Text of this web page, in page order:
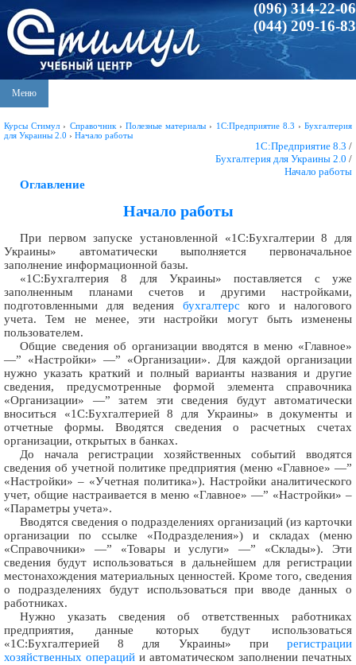
(096) 314-22-06
(044) 209-16-83
Меню
Курсы Стимул › Справочник› Полезные материалы › 1С:Предприятие 8.3 ›Бухгалтерия
для Украины 2.0 › Начало работы
1С:Предприятие 8.3 /
Бухгалтерия для Украины 2.0 /
Начало работы
Оглавление
Начало работы
При первом запуске установленной «1С:Бухгалтерии 8 для
Украины» автоматически выполняется первоначальное
заполнение информационной базы.
«1С:Бухгалтерия 8 для Украины» поставляется с уже
заполненным планами счетов и другими настройками,
подготовленными для ведения бухгалтерс кого и налогового
учета. Тем не менее, эти настройки могут быть изменены
пользователем.
Общие сведения об организации вводятся в меню «Главное»
—” «Настройки» —” «Организации». Для каждой организации
нужно указать краткий и полный варианты названия и другие
сведения, предусмотренные формой элемента справочника
«Организации» —” затем эти сведения будут автоматически
вноситься «1С:Бухгалтерией 8 для Украины» в документы и
отчетные формы. Вводятся сведения о расчетных счетах
организации, открытых в банках.
До начала регистрации хозяйственных событий вводятся
сведения об учетной политике предприятия (меню «Главное» —”
«Настройки» – «Учетная политика»). Настройки аналитического
учет, общие настраивается в меню «Главное» —” «Настройки» –
«Параметры учета».
Вводятся сведения о подразделениях организаций (из карточки
организации по ссылке «Подразделения») и складах (меню
«Справочники» —” «Товары и услуги» —” «Склады»). Эти
сведения будут использоваться в дальнейшем для регистрации
местонахождения материальных ценностей. Кроме того, сведения
о подразделениях будут использоваться при вводе данных о
работниках.
Нужно указать сведения об ответственных работниках
предприятия, данные которых будут использоваться
«1С:Бухгалтерией 8 для Украины» при регистрации
хозяйственных операций и автоматическом заполнении печатных